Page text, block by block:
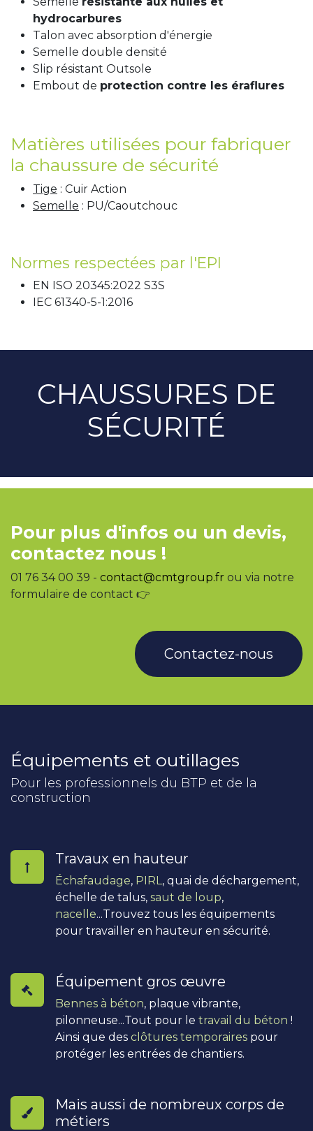
hydrocarbures
Talon avec absorption d'énergie
Semelle double densité
Slip résistant Outsole
Embout de protection contre les éraflures
Matières utilisées pour fabriquer
la chaussure de sécurité
Tige : Cuir Action
Semelle : PU/Caoutchouc
Normes respectées par l'EPI
EN ISO 20345:2022 S3S
IEC 61340-5-1:2016
CHAUSSURES DE
SÉCURITÉ
Pour plus d'infos ou un devis,
contactez nous !
01 76 34 00 39 - contact@cmtgroup.fr ou via notre
formulaire de contact 👉
Contactez-nous
Équipements et outillages
Pour les professionnels du BTP et de la
construction
Travaux en hauteur
Échafaudage, PIRL, quai de déchargement,
échelle de talus, saut de loup,
nacelle...Trouvez tous les équipements
pour travailler en hauteur en sécurité.
Équipement gros œuvre
Bennes à béton, plaque vibrante,
pilonneuse...Tout pour le travail du béton !
Ainsi que des clôtures temporaires pour
protéger les entrées de chantiers.
Mais aussi de nombreux corps de
métiers